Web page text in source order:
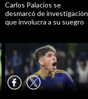
Carlos Palacios se
desmarcó de investigación
que involucra a su suegro